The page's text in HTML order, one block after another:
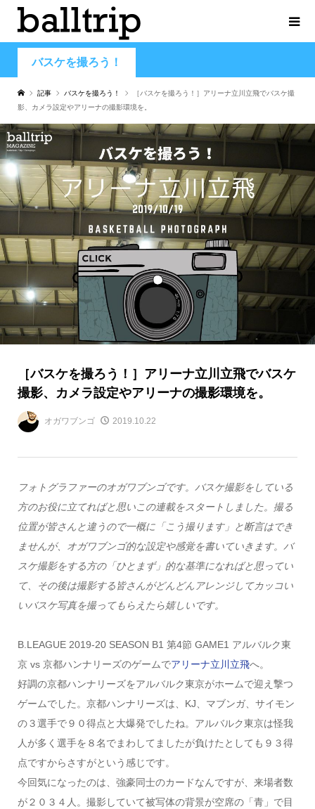
バスケを撮ろう！
記事 バスケを撮ろう！
［バスケを撮ろう！］アリーナ立川立飛でバスケ撮
影、カメラ設定やアリーナの撮影環境を。
［バスケを撮ろう！］アリーナ立川立飛でバスケ
撮影、カメラ設定やアリーナの撮影環境を。
オガワブンゴ 2019.10.22
フォトグラファーのオガワブンゴです。バスケ撮影をしている
方のお役に立てればと思いこの連載をスタートしました。撮る
位置が皆さんと違うので一概に「こう撮ります」と断言はでき
ませんが、オガワブンゴ的な設定や感覚を書いていきます。バ
スケ撮影をする方の「ひとまず」的な基準になればと思ってい
て、その後は撮影する皆さんがどんどんアレンジしてカッコい
いバスケ写真を撮ってもらえたら嬉しいです。
B.LEAGUE 2019-20 SEASON B1 第4節 GAME1 アルバルク東
京 vs 京都ハンナリーズのゲームでアリーナ立川立飛へ。
好調の京都ハンナリーズをアルバルク東京がホームで迎え撃つ
ゲームでした。京都ハンナリーズは、KJ、マブンガ、サイモン
の３選手で９０得点と大爆発でしたね。アルバルク東京は怪我
人が多く選手を８名でまわしてましたが負けたとしても９３得
点ですからさすがという感じです。
今回気になったのは、強豪同士のカードなんですが、来場者数
が２０３４人。撮影していて被写体の背景が空席の「青」で目